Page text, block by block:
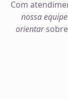
Com
nossa
orientarsobre